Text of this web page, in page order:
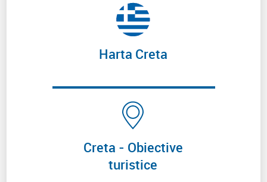
Harta Creta
Creta - Obiective
turistice